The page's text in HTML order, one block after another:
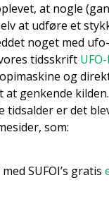
at nog­le
at udfø­re et
noget med
tids­skrift
og
at gen­ken­de kil­den.
tidsal­der er det
som:
SUFOI’s gra­tis